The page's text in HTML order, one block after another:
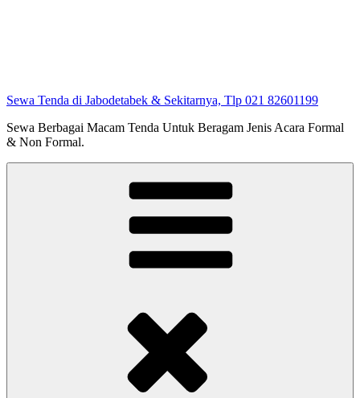
Sewa Tenda di Jabodetabek & Sekitarnya, Tlp 021 82601199
Sewa Berbagai Macam Tenda Untuk Beragam Jenis Acara Formal
& Non Formal.